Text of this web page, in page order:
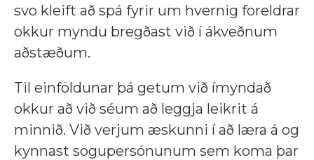
svo kleift að spá fyrir um hvernig foreldrar
okkur myndu bregðast við í ákveðnum
aðstæðum.
Til einföldunar þá getum við ímyndað
okkur að við séum að leggja leikrit á
minnið. Við verjum æskunni í að læra á og
kynnast sögupersónunum sem koma þar